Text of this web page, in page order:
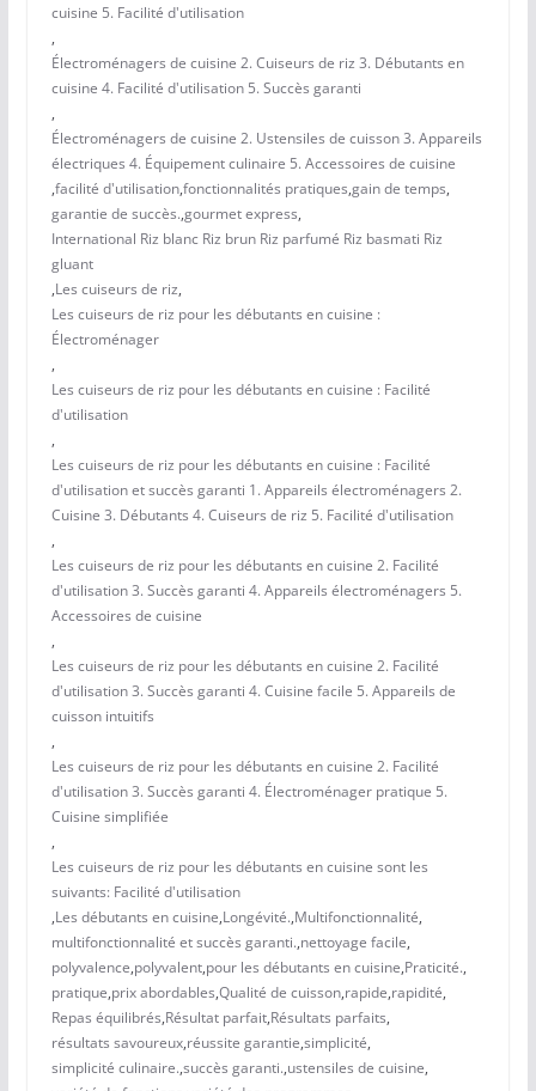
cuisine 5. Facilité d'utilisation
,
Électroménagers de cuisine 2. Cuiseurs de riz 3. Débutants en
cuisine 4. Facilité d'utilisation 5. Succès garanti
,
Électroménagers de cuisine 2. Ustensiles de cuisson 3. Appareils
électriques 4. Équipement culinaire 5. Accessoires de cuisine
,facilité d'utilisation,fonctionnalités pratiques,gain de temps,
garantie de succès.,gourmet express,
International Riz blanc Riz brun Riz parfumé Riz basmati Riz
gluant
,Les cuiseurs de riz,
Les cuiseurs de riz pour les débutants en cuisine :
Électroménager
,
Les cuiseurs de riz pour les débutants en cuisine : Facilité
d'utilisation
,
Les cuiseurs de riz pour les débutants en cuisine : Facilité
d'utilisation et succès garanti 1. Appareils électroménagers 2.
Cuisine 3. Débutants 4. Cuiseurs de riz 5. Facilité d'utilisation
,
Les cuiseurs de riz pour les débutants en cuisine 2. Facilité
d'utilisation 3. Succès garanti 4. Appareils électroménagers 5.
Accessoires de cuisine
,
Les cuiseurs de riz pour les débutants en cuisine 2. Facilité
d'utilisation 3. Succès garanti 4. Cuisine facile 5. Appareils de
cuisson intuitifs
,
Les cuiseurs de riz pour les débutants en cuisine 2. Facilité
d'utilisation 3. Succès garanti 4. Électroménager pratique 5.
Cuisine simplifiée
,
Les cuiseurs de riz pour les débutants en cuisine sont les
suivants: Facilité d'utilisation
,Les débutants en cuisine,Longévité.,Multifonctionnalité,
multifonctionnalité et succès garanti.,nettoyage facile,
polyvalence,polyvalent,pour les débutants en cuisine,Praticité.,
pratique,prix abordables,Qualité de cuisson,rapide,rapidité,
Repas équilibrés,Résultat parfait,Résultats parfaits,
résultats savoureux,réussite garantie,simplicité,
simplicité culinaire.,succès garanti.,ustensiles de cuisine,